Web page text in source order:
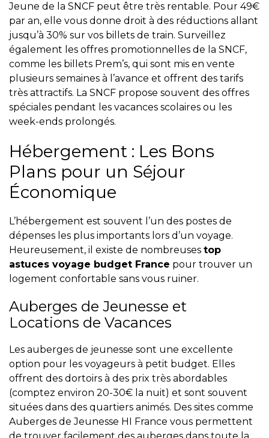
Jeune de la SNCF peut être très rentable. Pour 49€
par an, elle vous donne droit à des réductions allant
jusqu’à 30% sur vos billets de train. Surveillez
également les offres promotionnelles de la SNCF,
comme les billets Prem’s, qui sont mis en vente
plusieurs semaines à l’avance et offrent des tarifs
très attractifs. La SNCF propose souvent des offres
spéciales pendant les vacances scolaires ou les
week-ends prolongés.
Hébergement : Les Bons
Plans pour un Séjour
Économique
L’hébergement est souvent l’un des postes de
dépenses les plus importants lors d’un voyage.
Heureusement, il existe de nombreuses top
astuces voyage budget France pour trouver un
logement confortable sans vous ruiner.
Auberges de Jeunesse et
Locations de Vacances
Les auberges de jeunesse sont une excellente
option pour les voyageurs à petit budget. Elles
offrent des dortoirs à des prix très abordables
(comptez environ 20-30€ la nuit) et sont souvent
situées dans des quartiers animés. Des sites comme
Auberges de Jeunesse HI France vous permettent